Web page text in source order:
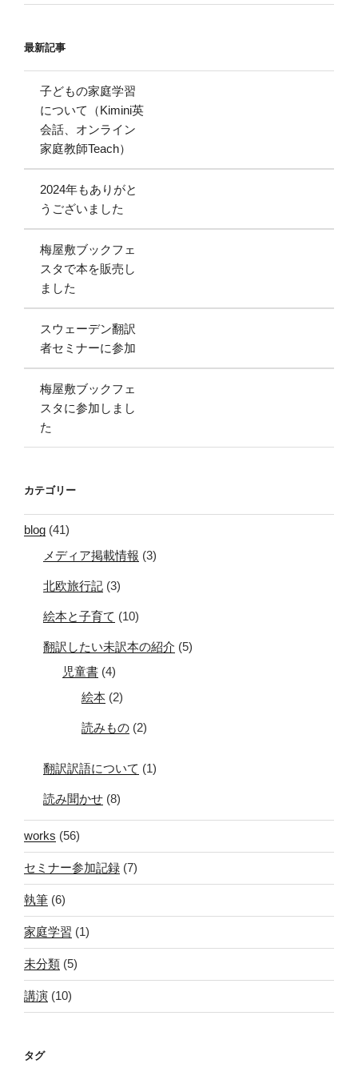
最新記事
子どもの家庭学習
について（Kimini英
会話、オンライン
家庭教師Teach）
2024年もありがと
うございました
梅屋敷ブックフェ
スタで本を販売し
ました
スウェーデン翻訳
者セミナーに参加
梅屋敷ブックフェ
スタに参加しまし
た
カテゴリー
blog (41)
メディア掲載情報 (3)
北欧旅行記 (3)
絵本と子育て (10)
翻訳したい未訳本の紹介 (5)
児童書 (4)
絵本 (2)
読みもの (2)
翻訳訳語について (1)
読み聞かせ (8)
works (56)
セミナー参加記録 (7)
執筆 (6)
家庭学習 (1)
未分類 (5)
講演 (10)
タグ